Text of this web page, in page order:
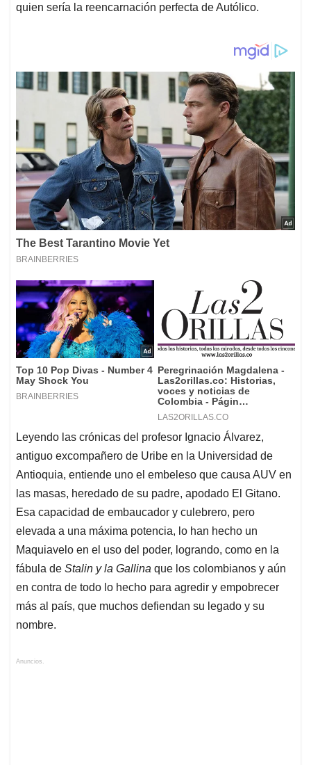
quien sería la reencarnación perfecta de Autólico.
Leyendo las crónicas del profesor Ignacio Álvarez,
antiguo excompañero de Uribe en la Universidad de
Antioquia, entiende uno el embeleso que causa AUV en
las masas, heredado de su padre, apodado El Gitano.
Esa capacidad de embaucador y culebrero, pero
elevada a una máxima potencia, lo han hecho un
Maquiavelo en el uso del poder, logrando, como en la
fábula de Stalin y la Gallina que los colombianos y aún
en contra de todo lo hecho para agredir y empobrecer
más al país, que muchos defiendan su legado y su
nombre.
Anuncios.